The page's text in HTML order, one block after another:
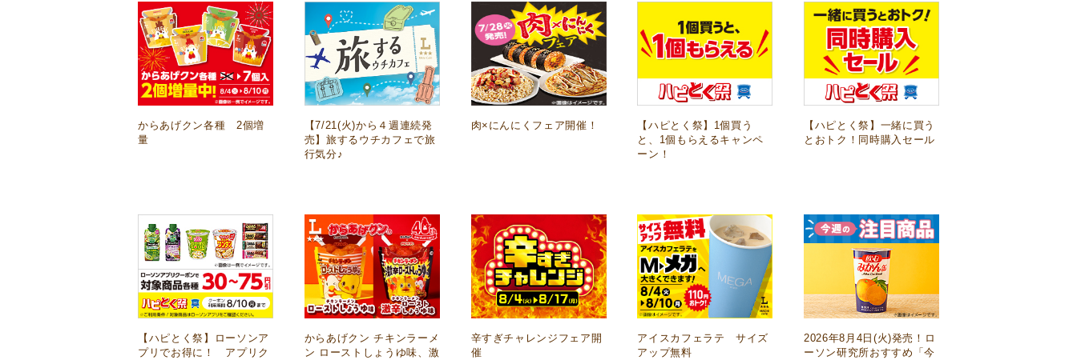
からあげクン各種 2個増
量
【7/21(火)から４週連続発
売】旅するウチカフェで旅
行気分♪
肉×にんにくフェア開催！
【ハピとく祭】1個買う
と、1個もらえるキャンペ
ーン！
【ハピとく祭】一緒に買う
とおトク！同時購入セール
【ハピとく祭】ローソンア
プリでお得に！ アプリク
からあげクン チキンラーメ
ン ローストしょうゆ味、激
辛すぎチャレンジフェア開
催
アイスカフェラテ サイズ
アップ無料
2026年8月4日(火)発売！ロ
ーソン研究所おすすめ「今